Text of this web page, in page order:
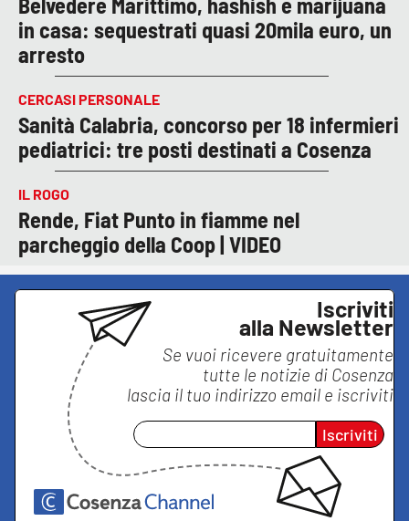
in casa: sequestrati quasi 20mila euro, un
arresto
CERCASI PERSONALE
Sanità Calabria, concorso per 18 infermieri
pediatrici: tre posti destinati a Cosenza
IL ROGO
Rende, Fiat Punto in fiamme nel
parcheggio della Coop | VIDEO
Iscriviti
alla Newsletter
Se vuoi ricevere gratuitamente
tutte le notizie di Cosenza
lascia il tuo indirizzo email e iscriviti
Iscriviti